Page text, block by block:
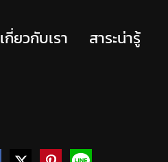
เกี่ยวกับเรา สาระน่ารู้